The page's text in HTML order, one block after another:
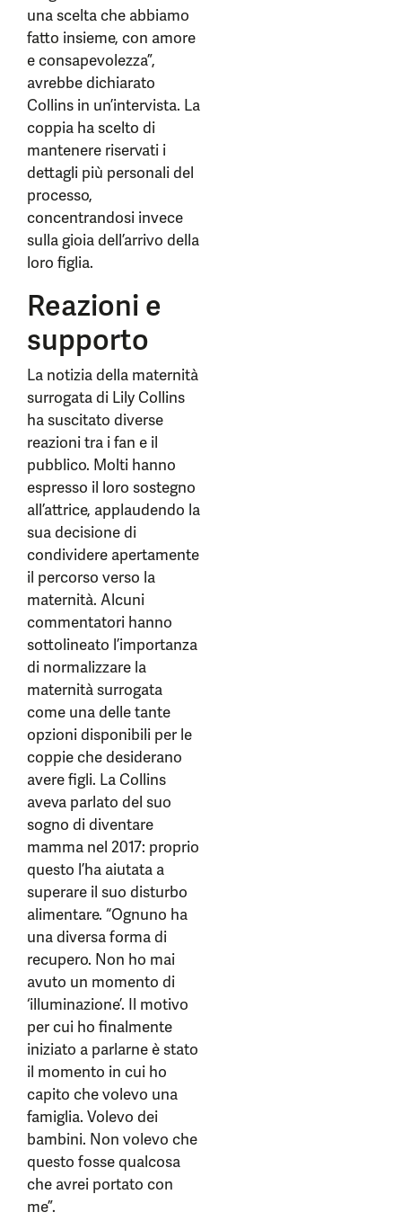
una scelta che abbiamo
fatto insieme, con amore
e consapevolezza”,
avrebbe dichiarato
Collins in un’intervista. La
coppia ha scelto di
mantenere riservati i
dettagli più personali del
processo,
concentrandosi invece
sulla gioia dell’arrivo della
loro figlia.
Reazioni e
supporto
La notizia della maternità
surrogata di Lily Collins
ha suscitato diverse
reazioni tra i fan e il
pubblico. Molti hanno
espresso il loro sostegno
all’attrice, applaudendo la
sua decisione di
condividere apertamente
il percorso verso la
maternità. Alcuni
commentatori hanno
sottolineato l’importanza
di normalizzare la
maternità surrogata
come una delle tante
opzioni disponibili per le
coppie che desiderano
avere figli. La Collins
aveva parlato del suo
sogno di diventare
mamma nel 2017: proprio
questo l’ha aiutata a
superare il suo disturbo
alimentare. “Ognuno ha
una diversa forma di
recupero. Non ho mai
avuto un momento di
‘illuminazione’. Il motivo
per cui ho finalmente
iniziato a parlarne è stato
il momento in cui ho
capito che volevo una
famiglia. Volevo dei
bambini. Non volevo che
questo fosse qualcosa
che avrei portato con
me”.